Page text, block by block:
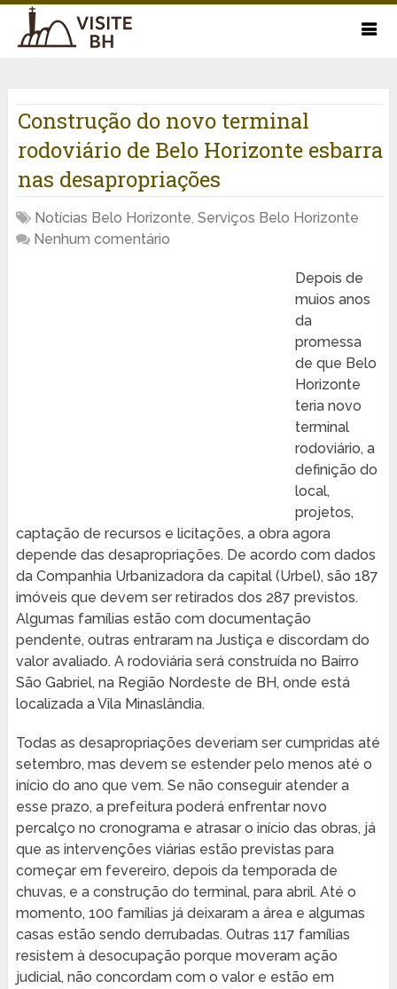
Construção do novo terminal
rodoviário de Belo Horizonte esbarra
nas desapropriações
Notícias Belo Horizonte, Serviços Belo Horizonte
Nenhum comentário
Depois de
muios anos
da
promessa
de que Belo
Horizonte
teria novo
terminal
rodoviário, a
definição do
local,
projetos,
captação de recursos e licitações, a obra agora
depende das desapropriações. De acordo com dados
da Companhia Urbanizadora da capital (Urbel), são 187
imóveis que devem ser retirados dos 287 previstos.
Algumas famílias estão com documentação
pendente, outras entraram na Justiça e discordam do
valor avaliado. A rodoviária será construída no Bairro
São Gabriel, na Região Nordeste de BH, onde está
localizada a Vila Minaslândia.
Todas as desapropriações deveriam ser cumpridas até
setembro, mas devem se estender pelo menos até o
início do ano que vem. Se não conseguir atender a
esse prazo, a prefeitura poderá enfrentar novo
percalço no cronograma e atrasar o início das obras, já
que as intervenções viárias estão previstas para
começar em fevereiro, depois da temporada de
chuvas, e a construção do terminal, para abril. Até o
momento, 100 famílias já deixaram a área e algumas
casas estão sendo derrubadas. Outras 117 famílias
resistem à desocupação porque moveram ação
judicial, não concordam com o valor e estão em